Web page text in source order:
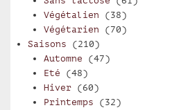
Végétalien (38)
Végétarien (70)
Saisons (210)
Automne (47)
Eté (48)
Hiver(60)
Printemps (32)